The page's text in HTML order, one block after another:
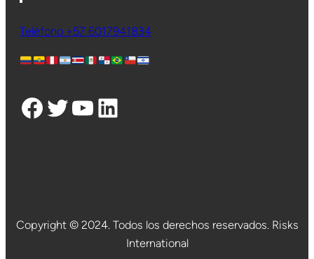
Teléfono +57 6017941834
Facebook Twitter YouTube LinkedIn
Copyright © 2024. Todos los derechos reservados. Risks
International